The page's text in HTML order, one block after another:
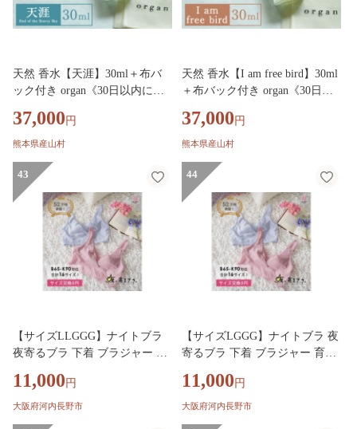
天然 香水【天涯】30ml＋布バ
ック付き organ《30日以内に出
蘇郡 産山村 天然 100％ 布バッ
ク付き 贈答用 プレゼント フレ
37,000 円
熊本県産山村
天然 香水【I am free bird】30ml
＋布バック付き organ《30日以
本県 阿蘇郡 産山村 天然 100％
布バック付き 贈答用 プレゼン
37,000 円
熊本県産山村
43
【サイズLLGGG】ナイトブラ
夜寄るブラ 下着 ブラジャー 育
下垂 レディース ヘブンジャパ
ン HEAVEN Japan
11,000 円
大阪府河内長野市
44
【サイズLGGG】ナイトブラ 夜
寄るブラ 下着 ブラジャー 育乳
垂 レディース ヘブンジャパン
HEAVEN Japan
11,000 円
大阪府河内長野市